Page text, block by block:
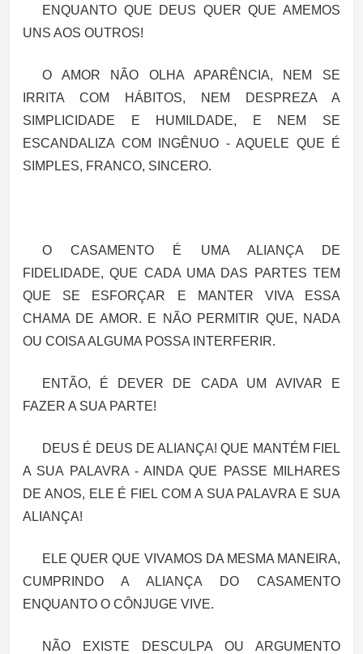
ENQUANTO QUE
DEUS QUER QUE AMEMOS
UNS AOS OUTROS!
O AMOR NÃO OLHA APARÊNCIA, NEM SE
IRRITA COM HÁBITOS, NEM DESPREZA A
SIMPLICIDADE E HUMILDADE, E NEM SE
ESCANDALIZA COM
INGÊNUO - AQUELE QUE É
SIMPLES, FRANCO, SINCERO.
O CASAMENTO É UMA ALIANÇA DE
FIDELIDADE, QUE CADA UMA DAS PARTES TEM
QUE SE ESFORÇAR E MANTER VIVA ESSA
CHAMA DE AMOR. E NÃO PERMITIR QUE, NADA
OU COISA ALGUMA POSSA INTERFERIR.
ENTÃO, É DEVER DE CADA UM AVIVAR E
FAZER A SUA PARTE!
DEUS É DEUS DE ALIANÇA! QUE MANTÉM FIEL
A SUA PALAVRA - AINDA QUE PASSE MILHARES
DE ANOS, ELE É FIEL COM A SUA PALAVRA E SUA
ALIANÇA!
ELE QUER QUE VIVAMOS DA MESMA MANEIRA,
CUMPRINDO A ALIANÇA DO CASAMENTO
ENQUANTO O CÔNJUGE VIVE.
NÃO EXISTE DESCULPA OU ARGUMENTO